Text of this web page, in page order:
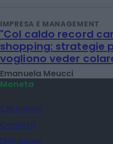
IMPRESA E MANAGEMENT
"Col caldo record
shopping: strategie
vogliono veder
Emanuela Meucci
Moneta
Chi siamo
Contatti
Diffusione